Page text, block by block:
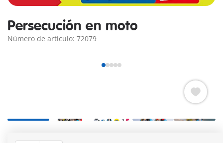
Persecución en moto
Número de artículo: 72079